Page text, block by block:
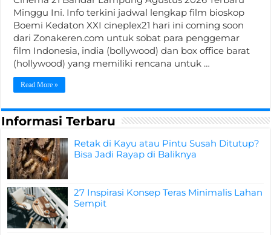
Minggu Ini. Info terkini jadwal lengkap film bioskop
Boemi Kedaton XXI cineplex21 hari ini coming soon
dari Zonakeren.com untuk sobat para penggemar
film Indonesia, india (bollywood) dan box office barat
(hollywood) yang memiliki rencana untuk …
Read More »
Informasi Terbaru
Retak di Kayu atau Pintu Susah Ditutup?
Bisa Jadi Rayap di Baliknya
27 Inspirasi Konsep Teras Minimalis Lahan
Sempit